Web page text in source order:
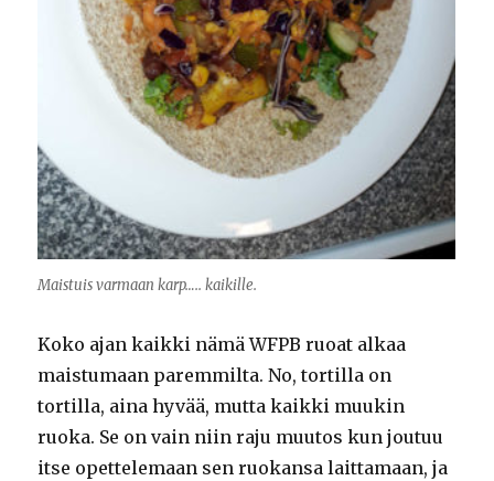
Maistuis varmaan karp….. kaikille.
Koko ajan kaikki nämä WFPB ruoat alkaa
maistumaan paremmilta. No, tortilla on
tortilla, aina hyvää, mutta kaikki muukin
ruoka. Se on vain niin raju muutos kun joutuu
itse opettelemaan sen ruokansa laittamaan, ja